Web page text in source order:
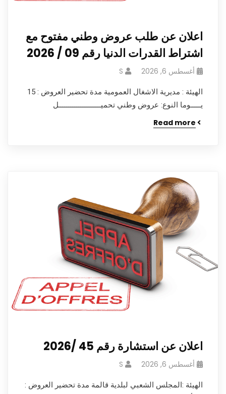
اعلان عن طلب عروض وطني مفتوح مع
اشتراط القدرات الدنيا رقم 09 / 2026
أغسطس 6, 2026 S
الهيئة : مديرية الاشغال العمومية مدة تحضير العروض : 15
يـــــوما النوع: عروض وطني تحميـــــــــــــــــــــل
Read more
اعلان عن استشارة رقم 45 /2026
أغسطس 6, 2026 S
الهيئة :المجلس الشعبي لبلدية قالمة مدة تحضير العروض :